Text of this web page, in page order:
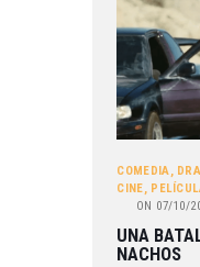
COMEDIA,
CINE,
ON 07/10/
UNA
NACHOS